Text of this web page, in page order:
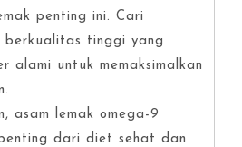
penting ini. Cari
berkualitas tinggi yang
alami untuk memaksimalkan
asam lemak omega-9
dari diet sehat dan